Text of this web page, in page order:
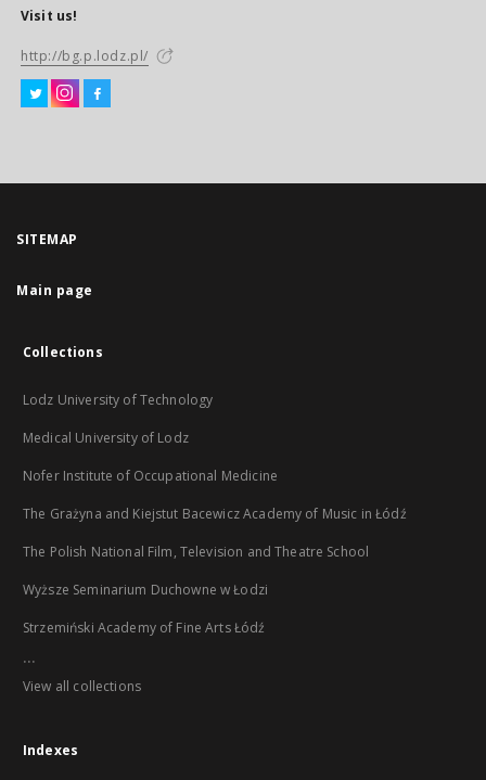
Visit us!
http://bg.p.lodz.pl/
SITEMAP
Main page
Collections
Lodz University of Technology
Medical University of Lodz
Nofer Institute of Occupational Medicine
The Grażyna and Kiejstut Bacewicz Academy of Music in Łódź
The Polish National Film, Television and Theatre School
Wyższe Seminarium Duchowne w Łodzi
Strzemiński Academy of Fine Arts Łódź
...
View all collections
Indexes